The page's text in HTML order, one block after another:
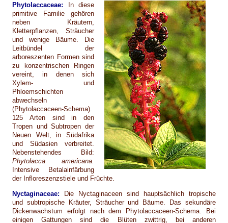
Phytolaccaceae: In diese
primitive Familie gehören
neben Kräutern,
Kletterpflanzen, Sträucher
und wenige Bäume. Die
Leitbündel der
arboreszenten Formen sind
zu konzentrischen Ringen
vereint, in denen sich
Xylem- und
Phloemschichten
abwechseln
(Phytolaccaceen-Schema).
125 Arten sind in den
Tropen und Subtropen der
Neuen Welt, in Südafrika
und Südasien verbreitet.
Nebenstehendes Bild:
Phytolacca americana.
Intensive Betalainfärbung
der Infloreszenzstiele und Früchte.
Nyctaginaceae: Die Nyctaginaceen sind hauptsächlich tropische
und subtropische Kräuter, Sträucher und Bäume. Das sekundäre
Dickenwachstum erfolgt nach dem Phytolaccaceen-Schema. Bei
einigen Gattungen sind die Blüten zwittrig, bei anderen